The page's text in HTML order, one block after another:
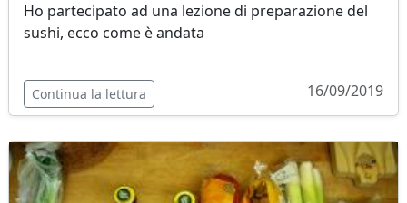
Ho partecipato ad una lezione di preparazione del
sushi, ecco come è andata
Continua la lettura 16/09/2019